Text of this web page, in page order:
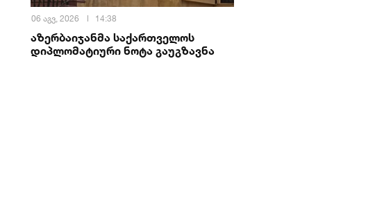
06 აგვ, 2026 14:38
აზერბაიჯანმა საქართველოს
დიპლომატიური ნოტა გაუგზავნა